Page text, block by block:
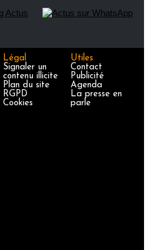
Légal
Signaler un
contenu illicite
Plan du site
RGPD
Cookies
Utiles
Contact
Publicité
Agenda
La presse en
parle